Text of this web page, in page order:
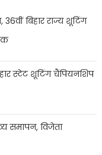
बिहार राज्य शूटिंग
स्टेट शूटिंग चैंपियनशिप
समापन, विजेता